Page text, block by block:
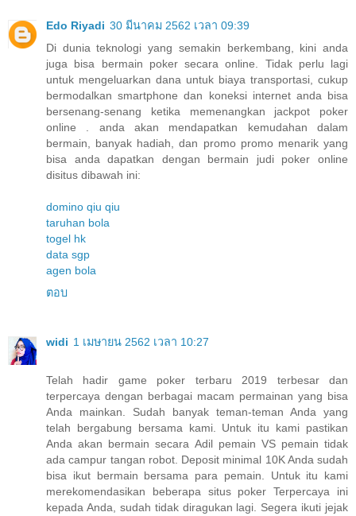
Edo Riyadi 30 มีนาคม 2562 เวลา 09:39
Di dunia teknologi yang semakin berkembang, kini anda
juga bisa bermain poker secara online. Tidak perlu lagi
untuk mengeluarkan dana untuk biaya transportasi, cukup
bermodalkan smartphone dan koneksi internet anda bisa
bersenang-senang ketika memenangkan jackpot poker
online . anda akan mendapatkan kemudahan dalam
bermain, banyak hadiah, dan promo promo menarik yang
bisa anda dapatkan dengan bermain judi poker online
disitus dibawah ini:
domino qiu qiu
taruhan bola
togel hk
data sgp
agen bola
ตอบ
widi 1 เมษายน 2562 เวลา 10:27
Telah hadir game poker terbaru 2019 terbesar dan
terpercaya dengan berbagai macam permainan yang bisa
Anda mainkan. Sudah banyak teman-teman Anda yang
telah bergabung bersama kami. Untuk itu kami pastikan
Anda akan bermain secara Adil pemain VS pemain tidak
ada campur tangan robot. Deposit minimal 10K Anda sudah
bisa ikut bermain bersama para pemain. Untuk itu kami
merekomendasikan beberapa situs poker Terpercaya ini
kepada Anda, sudah tidak diragukan lagi. Segera ikuti jejak